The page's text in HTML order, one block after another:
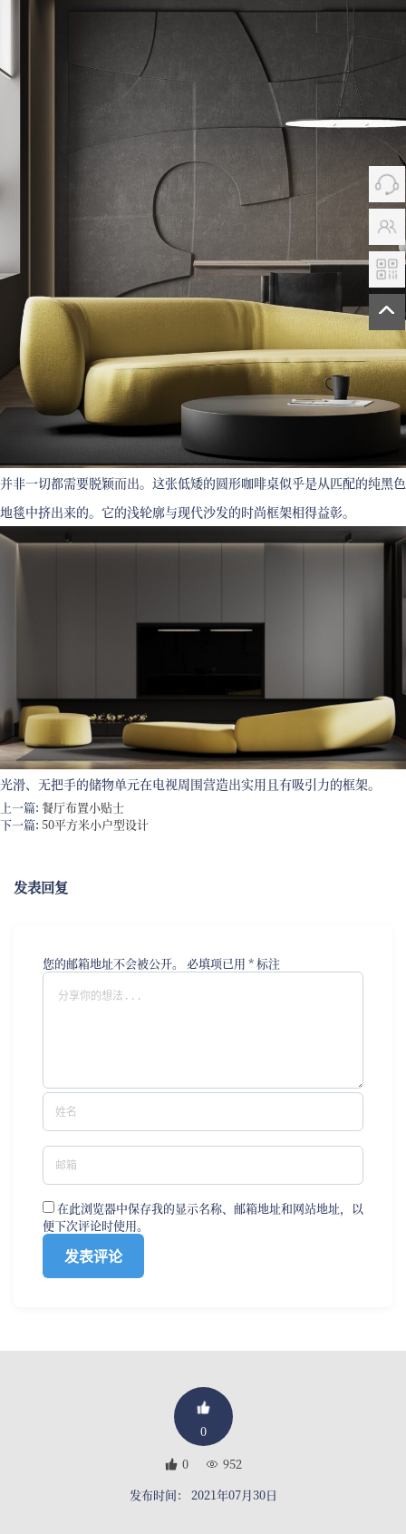
并非一切都需要脱颖而出。这张低矮的圆形咖啡桌似乎是从匹配的纯黑色
地毯中挤出来的。它的浅轮廓与现代沙发的时尚框架相得益彰。
光滑、无把手的储物单元在电视周围营造出实用且有吸引力的框架。
上一篇: 餐厅布置小贴士
下一篇: 50平方米小户型设计
发表回复
您的邮箱地址不会被公开。 必填项已用 *标注
在此浏览器中保存我的显示名称、邮箱地址和网站地址，以
便下次评论时使用。
0
0
952
发布时间： 2021年07月30日